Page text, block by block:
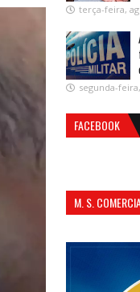
terça-feira,
segunda-
FACEBOOK
M. S.